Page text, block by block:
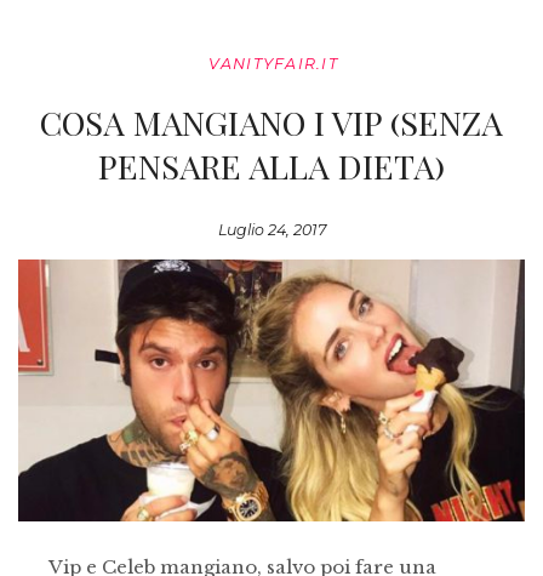
VANITYFAIR.IT
COSA MANGIANO I VIP (SENZA
PENSARE ALLA DIETA)
Luglio 24, 2017
Vip e Celeb mangiano, salvo poi fare una